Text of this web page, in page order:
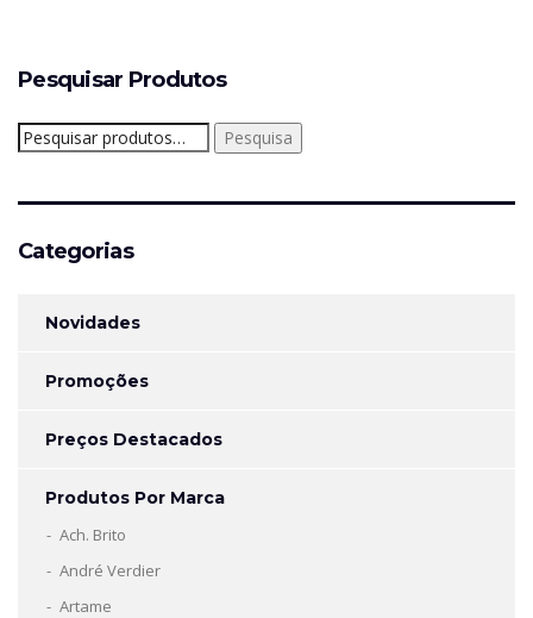
Pesquisar Produtos
Pesquisar
por:
Pesquisa
Categorias
Novidades
Promoções
Preços Destacados
Produtos Por Marca
Ach. Brito
André Verdier
Artame